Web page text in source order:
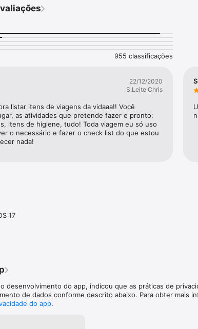
precisa levar de acordo com a duração da viagem, a
você vai viajar, a data de partida e o número de diárias.
alterar a quantidade de cada item da lista de bagagem.
se você quiser repetir peças básicas, como camisas e
lista de bagagem para você, levando em conta:
lazer.
uma viagem internacional.
www.facebook.com/packpoint
955 classificações
22/12/2020
S.Leite Chris
listar itens de viagens da vidaaa!! Você
as atividades que pretende fazer e pronto:
itens de higiene, tudo! Toda viagem eu só uso
o necessário e fazer o check list do que estou
nada!
17
desenvolvimento do app, indicou que as práticas de
de dados conforme descrito abaixo. Para obter mais
do app.